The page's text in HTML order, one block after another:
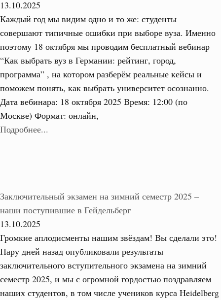
13.10.2025
Каждый год мы видим одно и то же: студенты
совершают типичные ошибки при выборе вуза. Именно
поэтому 18 октября мы проводим бесплатный вебинар
“Как выбрать вуз в Германии: рейтинг, город,
программа” , на котором разберём реальные кейсы и
поможем понять, как выбрать университет осознанно.
Дата вебинара: 18 октября 2025 Время: 12:00 (по
Москве) Формат: онлайн,
Подробнее...
Заключительный экзамен на зимний семестр 2025 –
наши поступившие в Гейдельберг
13.10.2025
Громкие аплодисменты нашим звёздам! Вы сделали это!
Пару дней назад опубликовали результаты
заключительного вступительного экзамена на зимний
семестр 2025, и мы с огромной гордостью поздравляем
наших студентов, в том числе учеников курса Heidelberg